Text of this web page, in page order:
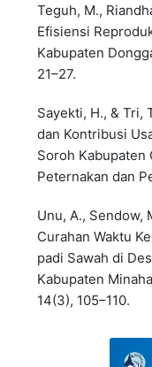
Teguh, M.,
Efisiensi
Kabupaten
21–27.
Sayekti, H., & Tri,
dan Kontribusi
Soroh Kabupaten
Peternakan dan
Unu, A., Sendow,
Curahan Waktu
padi Sawah di
Kabupaten
14(3), 105–110.